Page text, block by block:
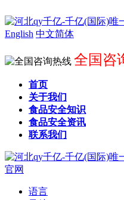
English 中文简体
全国咨
首页
关于我们
食品安全知识
食品安全资讯
联系我们
语言